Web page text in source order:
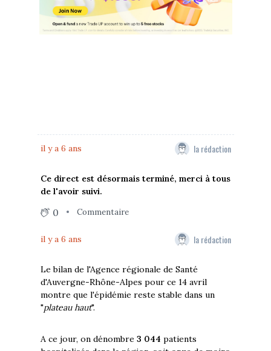
il y a 6 ans la rédaction
Ce direct est désormais terminé, merci à tous
de l'avoir suivi.
0 Commentaire
il y a 6 ans la rédaction
Le bilan de l'Agence régionale de Santé
d'Auvergne-Rhône-Alpes pour ce 14 avril
montre que l'épidémie reste stable dans un
"plateau haut".
A ce jour, on dénombre 3 044 patients